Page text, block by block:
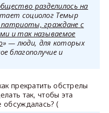
разделилось на
социолог Темыр
патриоты, граждане с
и так называемое
» — люди, для которых
благополучие и
прекратить обстрелы
так, чтобы эта
обсуждалась? (